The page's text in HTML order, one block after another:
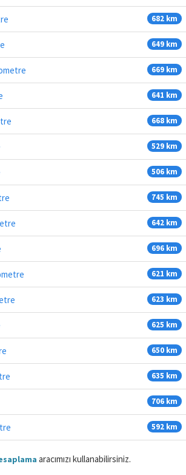
682 km
649 km
669 km
641 km
668 km
529 km
506 km
745 km
642 km
696 km
621 km
623 km
625 km
650 km
635 km
706 km
592 km
aracımızı kullanabilirsiniz.